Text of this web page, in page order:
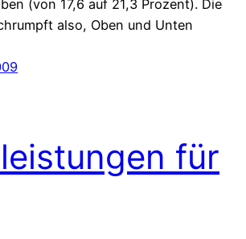
(von 17,6 auf 21,3 Prozent). Die
also, Oben und Unten
für